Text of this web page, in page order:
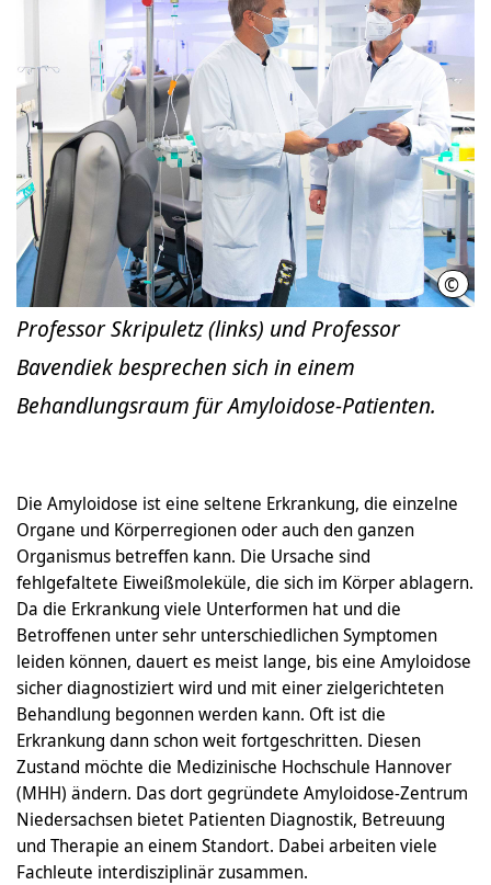
©
Professor Skripuletz (links) und Professor
Bavendiek besprechen sich in einem
Behandlungsraum für Amyloidose-Patienten.
Die Amyloidose ist eine seltene Erkrankung, die einzelne
Organe und Körperregionen oder auch den ganzen
Organismus betreffen kann. Die Ursache sind
fehlgefaltete Eiweißmoleküle, die sich im Körper ablagern.
Da die Erkrankung viele Unterformen hat und die
Betroffenen unter sehr unterschiedlichen Symptomen
leiden können, dauert es meist lange, bis eine Amyloidose
sicher diagnostiziert wird und mit einer zielgerichteten
Behandlung begonnen werden kann. Oft ist die
Erkrankung dann schon weit fortgeschritten. Diesen
Zustand möchte die Medizinische Hochschule Hannover
(MHH) ändern. Das dort gegründete Amyloidose-Zentrum
Niedersachsen bietet Patienten Diagnostik, Betreuung
und Therapie an einem Standort. Dabei arbeiten viele
Fachleute interdisziplinär zusammen.